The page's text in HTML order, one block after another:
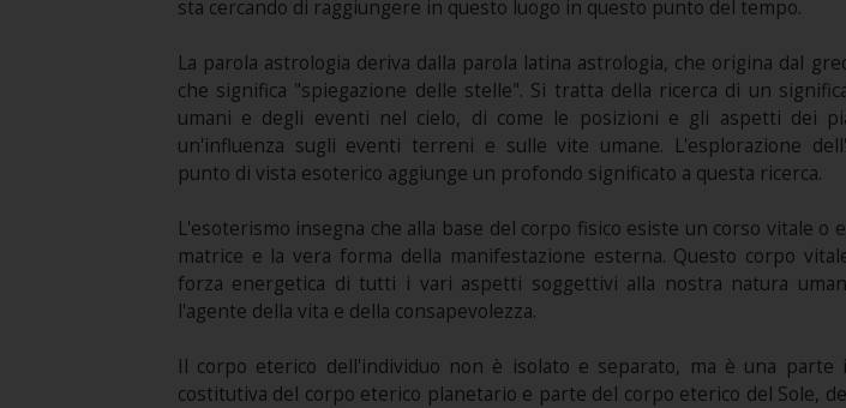
sta cercando di raggiungere in questo luogo in questo punto del tempo.
La parola astrologia deriva dalla parola latina astrologia, che origina dal
che significa "spiegazione delle stelle". Si tratta della ricerca di un
umani e degli eventi nel cielo, di come le posizioni e gli aspetti dei
un'influenza sugli eventi terreni e sulle vite umane. L'esplorazione
punto di vista esoterico aggiunge un profondo significato a questa ricerca.
L'esoterismo insegna che alla base del corpo fisico esiste un corso vitale o
matrice e la vera forma della manifestazione esterna. Questo corpo
forza energetica di tutti i vari aspetti soggettivi alla nostra natura
l'agente della vita e della consapevolezza.
Il corpo eterico dell'individuo non è isolato e separato, ma è una
costitutiva del corpo eterico planetario e parte del corpo eterico del Sole,